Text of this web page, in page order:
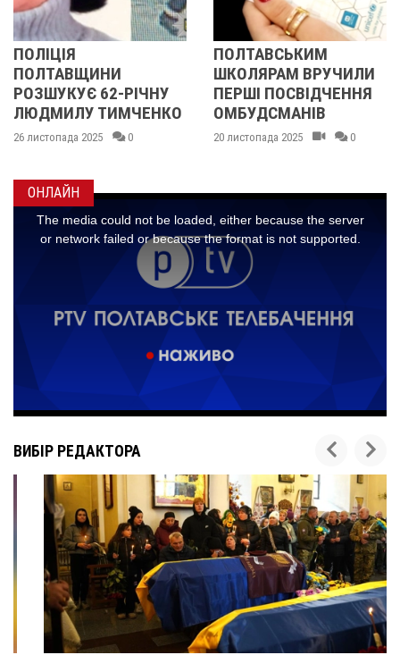
62-РІЧНУ
ТИМЧЕНКО
2025 0
ПОЛТАВСЬКИМ
ШКОЛЯРАМ ВРУЧИЛИ
ПЕРШІ ПОСВІДЧЕННЯ
ОМБУДСМАНІВ
20 листопада 2025 0
ОНЛАЙН
ВИБІР РЕДАКТОРА